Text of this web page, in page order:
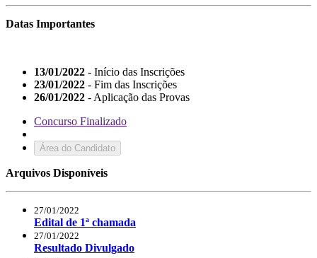
Datas Importantes
13/01/2022 - Início das Inscrições
23/01/2022 - Fim das Inscrições
26/01/2022 - Aplicação das Provas
Concurso Finalizado
Área do Candidato
Arquivos Disponíveis
27/01/2022
Edital de 1ª chamada
27/01/2022
Resultado Divulgado